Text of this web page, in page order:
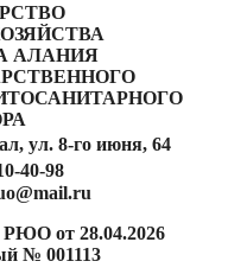
АЛАНИЯ
ул. 8-го июня, 64
40-98
от 28.04.2026
№ 001113